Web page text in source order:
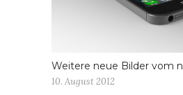
Weitere neue Bilder vom
10. August 2012